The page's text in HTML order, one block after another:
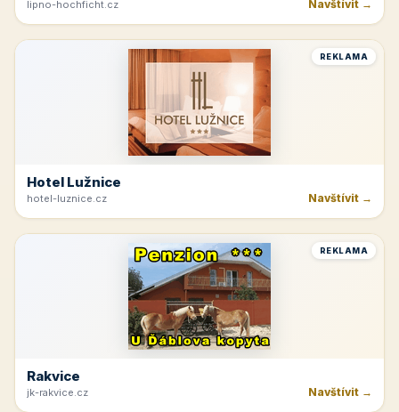
lipno-hochficht.cz Navštívit →
REKLAMA
Hotel Lužnice
hotel-luznice.cz Navštívit →
REKLAMA
Rakvice
jk-rakvice.cz Navštívit →